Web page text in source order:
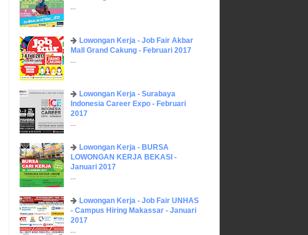
...
Lowongan Kerja - Job Fair ​Akbar ​
Mall Grand Cakung - Februari 2017
...
Lowongan Kerja - Surabaya
Indonesia Career Expo - Februari
2017
...
Lowongan Kerja - BURSA
LOWONGAN KERJA BEKASI -
Januari 2017
...
Lowongan Kerja - Job Fair UNHAS
- Campus Hiring Makassar - Januari
2017
...